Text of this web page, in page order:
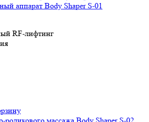
аппарат Body Shaper S-01
RF-лифтинг